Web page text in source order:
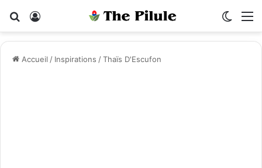
Rechercher
Accueil / Inspirations /Thaïs D'Escufon